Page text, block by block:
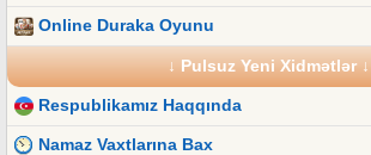
Online Duraka Oyunu
↓ Pulsuz Yeni Xidmətlər ↓
Respublikamız Haqqında
Namaz Vaxtlarına Bax